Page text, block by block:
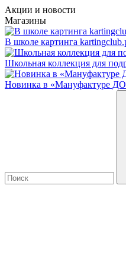
Акции и новости
Магазины
В школе картинга
Школьная коллекция для
Новинка в «Мануфактуре